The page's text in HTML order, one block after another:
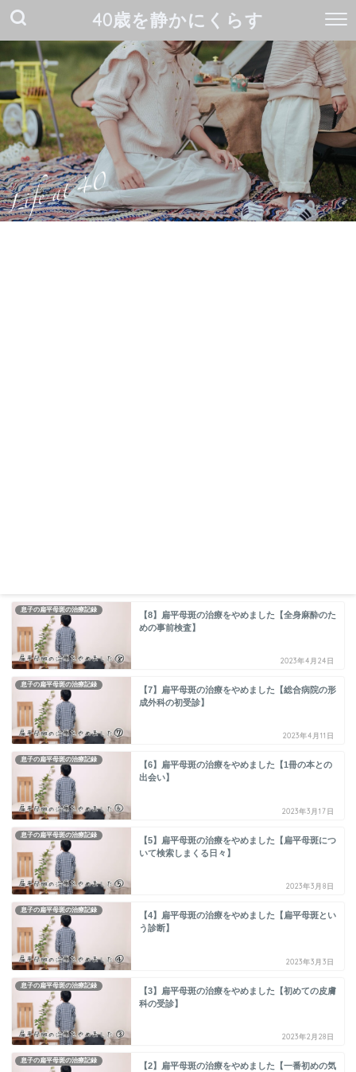
40歳を静かにくらす
息子の扁平母斑の治療記録
【8】扁平母斑の治療をやめました【全身麻酔のた
めの事前検査】
2023年4月24日
息子の扁平母斑の治療記録
【7】扁平母斑の治療をやめました【総合病院の形
成外科の初受診】
2023年4月11日
息子の扁平母斑の治療記録
【6】扁平母斑の治療をやめました【1冊の本との
出会い】
2023年3月17日
息子の扁平母斑の治療記録
【5】扁平母斑の治療をやめました【扁平母斑につ
いて検索しまくる日々】
2023年3月8日
息子の扁平母斑の治療記録
【4】扁平母斑の治療をやめました【扁平母斑とい
う診断】
2023年3月3日
息子の扁平母斑の治療記録
【3】扁平母斑の治療をやめました【初めての皮膚
科の受診】
2023年2月28日
息子の扁平母斑の治療記録
【2】扁平母斑の治療をやめました【一番初めの気